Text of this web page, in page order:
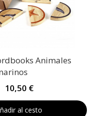
Animales
10,50 €
al cesto